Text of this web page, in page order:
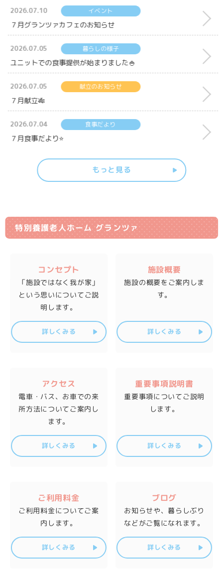
2026.07.10 イベント
７月グランツァカフェのお知らせ
2026.07.05 暮らしの様子
ユニットでの食事提供が始まりました🍚
2026.07.05 献立のお知らせ
７月献立🎋
2026.07.04 食事だより
７月食事だより⭐
もっと見る
特別養護老人ホーム グランツァ
コンセプト
「施設ではなく我が家」
という思いについてご説
明します。
詳しくみる
施設概要
施設の概要をご案内しま
す。
詳しくみる
アクセス
電車・バス、お車での来
所方法についてご案内し
ます。
詳しくみる
重要事項説明書
重要事項についてご説明
します。
詳しくみる
ご利用料金
ご利用料金についてご案
内します。
詳しくみる
ブログ
お知らせや、暮らしぶり
などがご覧になれます。
詳しくみる